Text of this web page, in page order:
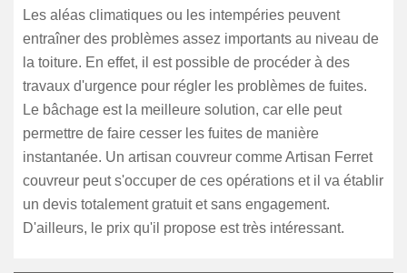
Les aléas climatiques ou les intempéries peuvent
entraîner des problèmes assez importants au niveau de
la toiture. En effet, il est possible de procéder à des
travaux d'urgence pour régler les problèmes de fuites.
Le bâchage est la meilleure solution, car elle peut
permettre de faire cesser les fuites de manière
instantanée. Un artisan couvreur comme Artisan Ferret
couvreur peut s'occuper de ces opérations et il va établir
un devis totalement gratuit et sans engagement.
D'ailleurs, le prix qu'il propose est très intéressant.